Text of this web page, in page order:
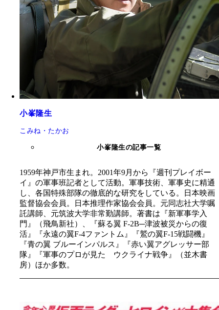
小峯隆生
こみね・たかお
小峯隆生の記事一覧
1959年神戸市生まれ。2001年9月から『週刊プレイボー
イ』の軍事班記者として活動。軍事技術、軍事史に精通
し、各国特殊部隊の徹底的な研究をしている。日本映画
監督協会会員。日本推理作家協会会員。元同志社大学嘱
託講師、元筑波大学非常勤講師。著書は『新軍事学入
門』（飛鳥新社）、『蘇る翼 F-2B─津波被災からの復
活』『永遠の翼F-4ファントム』『鷲の翼F-15戦闘機』
『青の翼 ブルーインパルス』『赤い翼アグレッサー部
隊』『軍事のプロが見た ウクライナ戦争』（並木書
房）ほか多数。